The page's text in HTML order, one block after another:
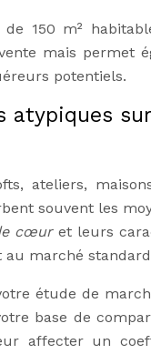
150 m²
mais permet
potentiels.
atypiques
ateliers,
souvent les
cœuret leurs
au marché
étude de
base de
affecter un